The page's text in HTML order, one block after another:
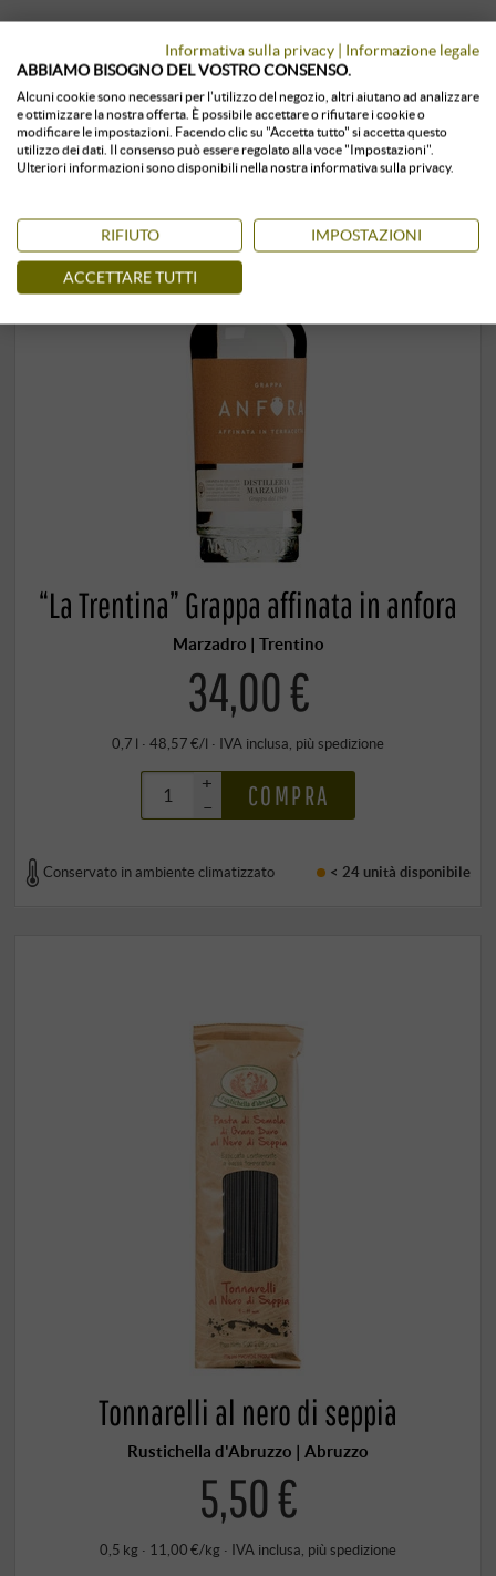
QUESTO PRODOTTO, HANNO
ACQUISTATO ANCHE:
“La Trentina” Grappa affinata in anfora
Marzadro | Trentino
34,00 €
0,7 l · 48,57 €/l · IVA inclusa , più spedizione
+
–
COMPRA
Conservato in ambiente climatizzato < 24 unità disponibile
Tonnarelli al nero di seppia
Rustichella d'Abruzzo | Abruzzo
5,50 €
0,5 kg · 11,00 €/kg · IVA inclusa, più spedizione
Informativa sulla privacy | Informazione legale
ABBIAMO BISOGNO DEL VOSTRO CONSENSO.
Alcuni cookie sono necessari per l'utilizzo del negozio, altri aiutano ad analizzare
e ottimizzare la nostra offerta. È possibile accettare o rifiutare i cookie o
modificare le impostazioni. Facendo clic su "Accetta tutto" si accetta questo
utilizzo dei dati. Il consenso può essere regolato alla voce "Impostazioni".
Ulteriori informazioni sono disponibili nella nostra informativa sulla privacy.
RIFIUTO IMPOSTAZIONI
ACCETTARE TUTTI